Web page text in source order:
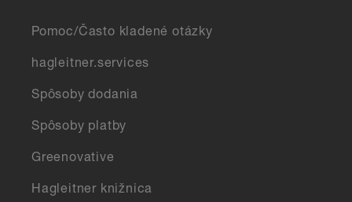
Pomoc/Často kladené otázky
hagleitner.services
Spôsoby dodania
Spôsoby platby
Greenovative
Hagleitner knižnica